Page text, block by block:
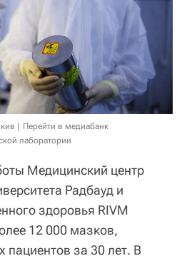
Перейти в медиабанк
лаборатории
Медицинский центр
Радбауд и
здоровья RIVM
12 000 мазков,
пациентов за 30 лет. В